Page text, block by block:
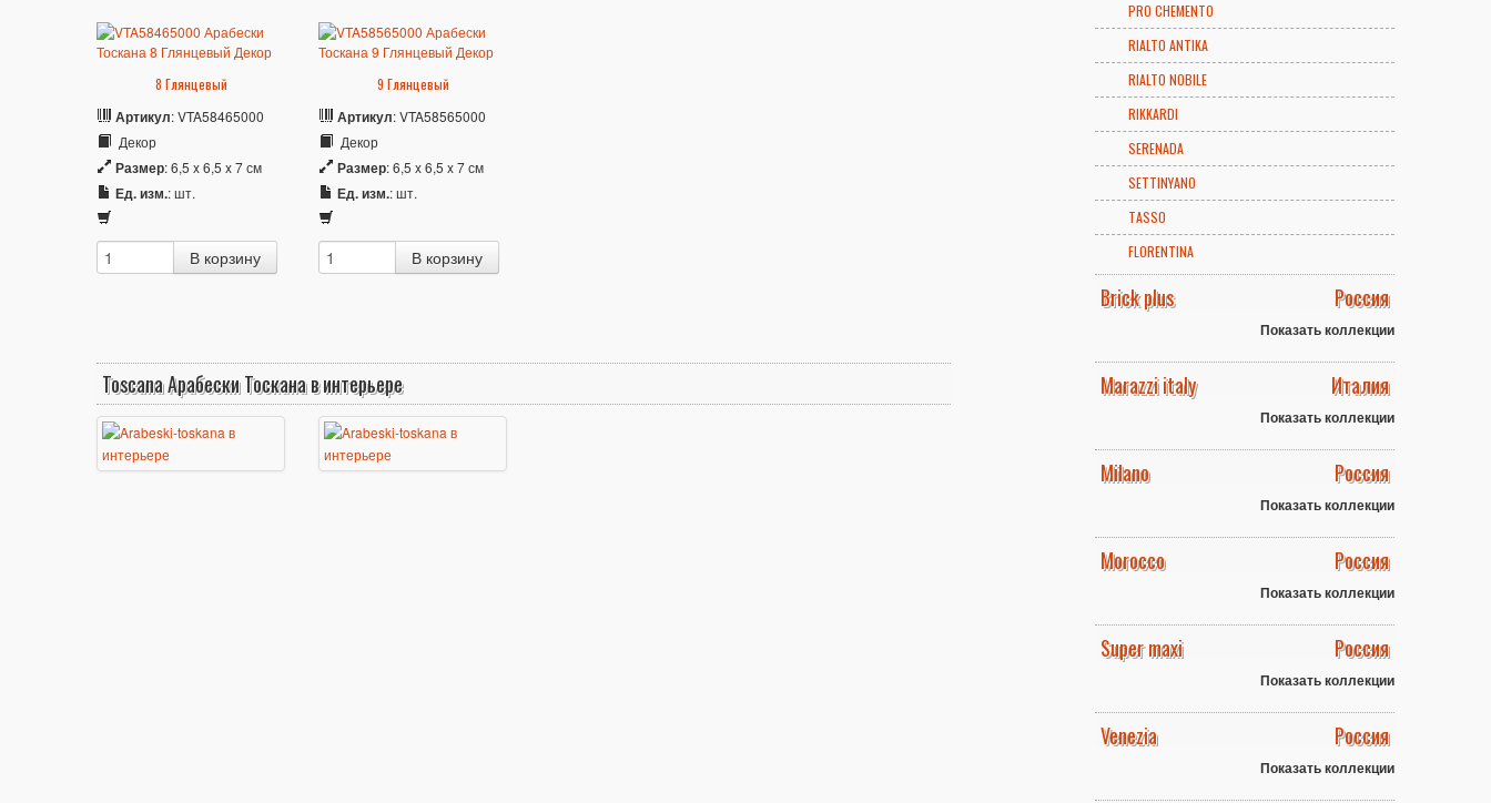
8 Глянцевый
Артикул: VTA58465000
Декор
Размер: 6,5 x 6,5 x 7 см
Ед. изм.: шт.
9 Глянцевый
Артикул: VTA58565000
Декор
Размер: 6,5 x 6,5 x 7 см
Ед. изм.: шт.
Toscana Арабески Тоскана в интерьере
PRO CHEMENTO
RIALTO ANTIKA
RIALTO NOBILE
RIKKARDI
SERENADA
SETTINYANO
TASSO
FLORENTINA
Brick plus Россия
Показать коллекции
Marazzi italy Италия
Показать коллекции
Milano Россия
Показать коллекции
Morocco Россия
Показать коллекции
Super maxi Россия
Показать коллекции
Venezia Россия
Показать коллекции